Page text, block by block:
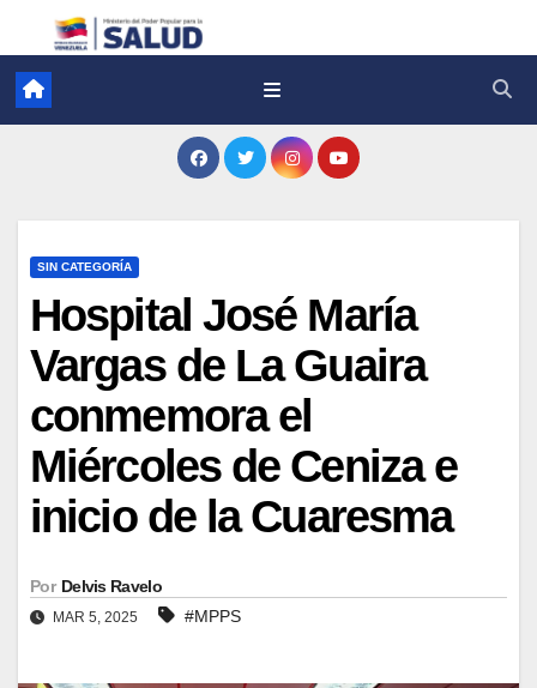
SIN CATEGORÍA
Hospital José María
Vargas de La Guaira
conmemora el
Miércoles de Ceniza e
inicio de la Cuaresma
Por Delvis Ravelo
MAR 5, 2025 #MPPS